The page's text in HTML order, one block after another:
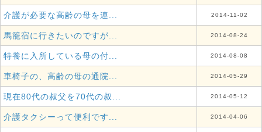
介護が必要な高齢の母を連... 2014-11-02
馬籠宿に行きたいのですが... 2014-08-24
特養に入所している母の付... 2014-08-08
車椅子の、高齢の母の通院... 2014-05-29
現在80代の叔父を70代の叔... 2014-05-12
介護タクシーって便利です... 2014-04-06